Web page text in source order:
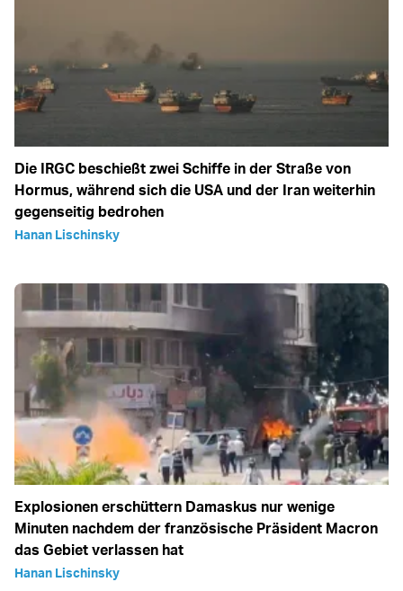
Die IRGC beschießt zwei Schiffe in der Straße von
Hormus, während sich die USA und der Iran weiterhin
gegenseitig bedrohen
Hanan Lischinsky
Explosionen erschüttern Damaskus nur wenige
Minuten nachdem der französische Präsident Macron
das Gebiet verlassen hat
Hanan Lischinsky